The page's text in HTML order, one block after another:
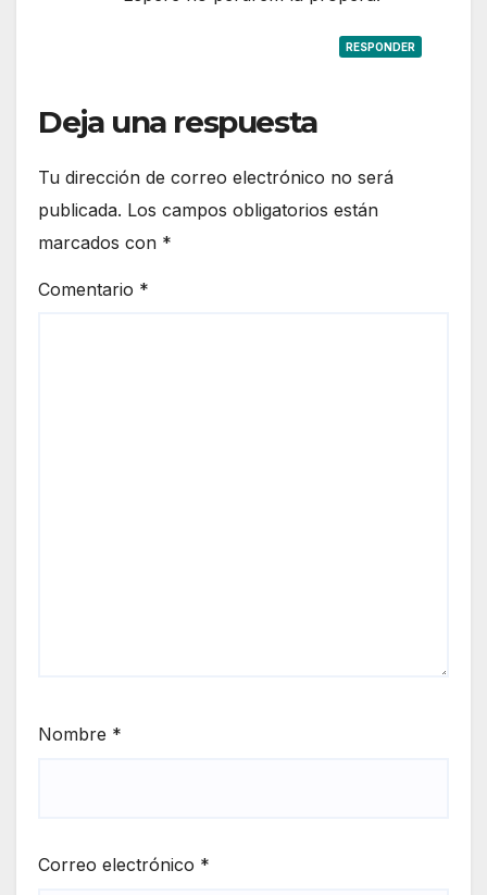
RESPONDER
Deja una respuesta
Tu dirección de correo electrónico no será
publicada. Los campos obligatorios están
marcados con *
Comentario *
Nombre *
Correo electrónico *